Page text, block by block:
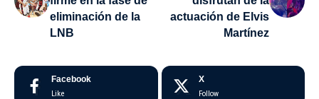
eliminación de la
LNB
actuación de Elvis
Martínez
Facebook
Like
X
Follow